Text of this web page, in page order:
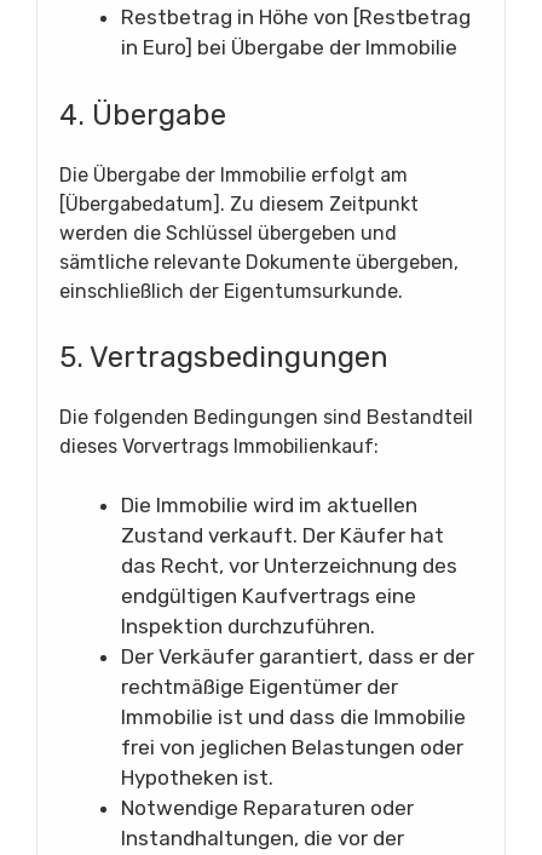
Restbetrag in Höhe von [Restbetrag
in Euro] bei Übergabe der Immobilie
4. Übergabe
Die Übergabe der Immobilie erfolgt am
[Übergabedatum]. Zu diesem Zeitpunkt
werden die Schlüssel übergeben und
sämtliche relevante Dokumente übergeben,
einschließlich der Eigentumsurkunde.
5. Vertragsbedingungen
Die folgenden Bedingungen sind Bestandteil
dieses Vorvertrags Immobilienkauf:
Die Immobilie wird im aktuellen
Zustand verkauft. Der Käufer hat
das Recht, vor Unterzeichnung des
endgültigen Kaufvertrags eine
Inspektion durchzuführen.
Der Verkäufer garantiert, dass er der
rechtmäßige Eigentümer der
Immobilie ist und dass die Immobilie
frei von jeglichen Belastungen oder
Hypotheken ist.
Notwendige Reparaturen oder
Instandhaltungen, die vor der